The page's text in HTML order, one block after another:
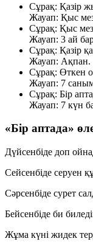
Сұрақ: Қазір
Жауап: Қыс
Сұрақ: Қыс
Жауап: 3 ай
Сұрақ: Қазір
Жауап: Ақпан.
Сұрақ: Өткен
Жауап: 7
Сұрақ: Бір
Жауап: 7 күн
«Бір аптада»
Дүйсенбіде доп
Сейсенбіде серуен
Сәрсенбіде сурет
Бейсенбіде би
Жұма күні жидек